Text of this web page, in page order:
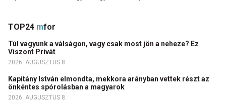
TOP24 mfor
Túl vagyunk a válságon, vagy csak most jön a neheze? Ez
Viszont Privát
2026. AUGUSZTUS 8.
Kapitány István elmondta, mekkora arányban vettek részt az
önkéntes spórolásban a magyarok
2026. AUGUSZTUS 8.